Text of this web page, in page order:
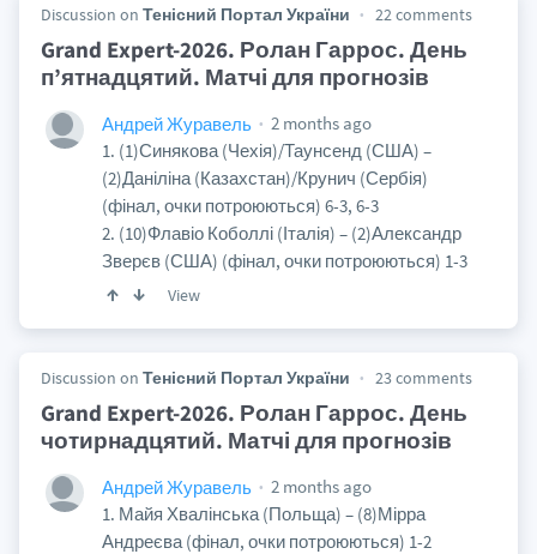
Discussion on Тенісний Портал України 22 comments
Grand Expert-2026. Ролан Гаррос. День
п’ятнадцятий. Матчі для прогнозів
Андрей Журавель
2 months ago
1. (1)Синякова (Чехія)/Таунсенд (США) –
(2)Даніліна (Казахстан)/Крунич (Сербія)
(фінал, очки потроюються) 6-3, 6-3
2. (10)Флавіо Коболлі (Італія) – (2)Александр
Зверєв (США) (фінал, очки потроюються) 1-3
View
Discussion on Тенісний Портал України 23 comments
Grand Expert-2026. Ролан Гаррос. День
чотирнадцятий. Матчі для прогнозів
Андрей Журавель
2 months ago
1. Майя Хвалінська (Польща) – (8)Мірра
Андреєва (фінал, очки потроюються) 1-2